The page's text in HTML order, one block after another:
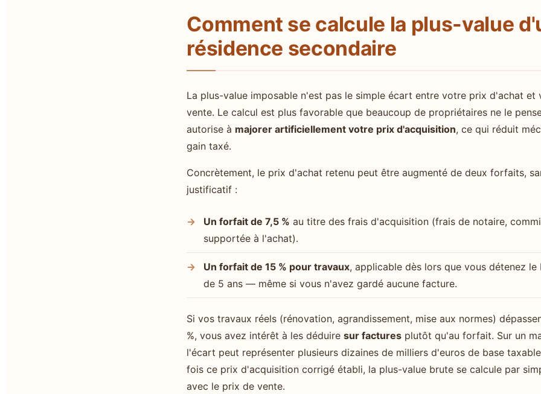
Comment se calcule la plus-value
résidence secondaire
La plus-value imposable n'est pas le simple écart entre votre prix d'achat et
vente. Le calcul est plus favorable que beaucoup de propriétaires ne le
autorise à majorer artificiellement votre prix d'acquisition, ce qui réduit
gain taxé.
Concrètement, le prix d'achat retenu peut être augmenté de deux forfaits,
justificatif :
Un forfait de 7,5 % au titre des frais d'acquisition (frais de notaire,
supportée à l'achat).
Un forfait de 15 % pour travaux, applicable dès lors que vous détenez le
de 5 ans — même si vous n'avez gardé aucune facture.
Si vos travaux réels (rénovation, agrandissement, mise aux normes)
%, vous avez intérêt à les déduiresur factures plutôt qu'au forfait. Sur un
l'écart peut représenter plusieurs dizaines de milliers d'euros de base
fois ce prix d'acquisition corrigé établi, la plus-value brute se calcule par
avec le prix de vente.